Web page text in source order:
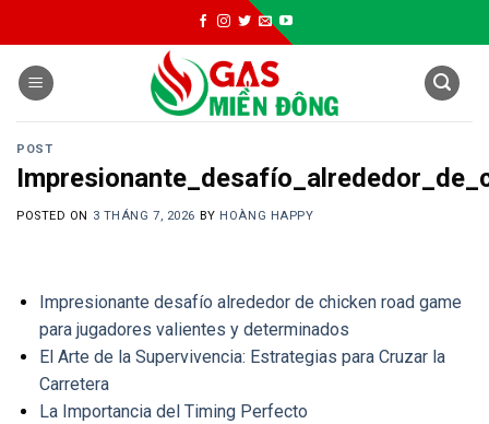
to
content
POST
POSTED ON 3 THÁNG 7, 2026 BY HOÀNG HAPPY
Impresionante desafío alrededor de chicken road game
para jugadores valientes y determinados
El Arte de la Supervivencia: Estrategias para Cruzar la
Carretera
La Importancia del Timing Perfecto